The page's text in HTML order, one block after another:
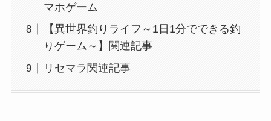
マホゲーム
【異世界釣りライフ～1日1分でできる釣
りゲーム～】関連記事
リセマラ関連記事